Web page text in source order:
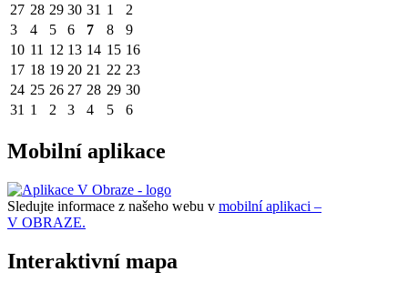
27 28 29 30 31 1
2
3
4 5 6 7 8
9
10 11 12 13 14 15 16
17 18 19 20 21 22 23
24 25 26 27 28 29 30
31 1 2 3 4 5 6
Mobilní aplikace
Sledujte informace z našeho webu v mobilní aplikaci –
V OBRAZE.
Interaktivní mapa